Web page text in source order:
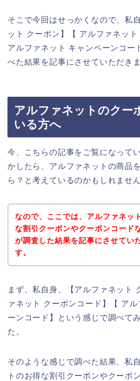
そこで今回はせっかくなので、私
ット クーポン】【 アルファネッ
アルファネット キャンペーンコー
べた結果を記事にさせていただきま
アルファネットのクー
いる方へ
今、こちらの記事をご覧になって
かしたら、アルファネットの商品
ら？と考えているのかもしれません
なので、ここでは、アルファネッ
な割引クーポンやクーポンコード
が調査した結果を記事にさせてい
す。
まず、私自身、【アルファネット
ァネット クーポンコード】【 ア
ーンコード】という感じで調べて
た。
そのような感じで調べた結果、私
トのお得な割引クーポンやクーポ